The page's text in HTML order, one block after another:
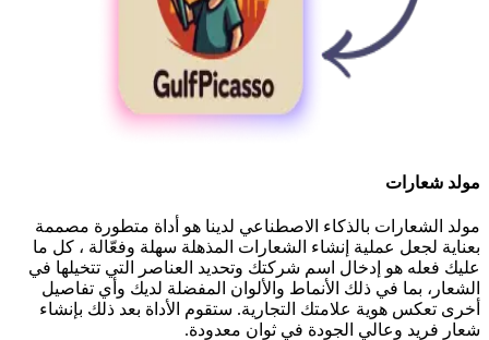
مولد شعارات
مولد الشعارات بالذكاء الاصطناعي لدينا هو أداة متطورة مصممة
بعناية لجعل عملية إنشاء الشعارات المذهلة سهلة وفعّالة ، كل ما
عليك فعله هو إدخال اسم شركتك وتحديد العناصر التي تتخيلها في
الشعار، بما في ذلك الأنماط والألوان المفضلة لديك وأي تفاصيل
أخرى تعكس هوية علامتك التجارية. ستقوم الأداة بعد ذلك بإنشاء
شعار فريد وعالي الجودة في ثوانٍ معدودة.